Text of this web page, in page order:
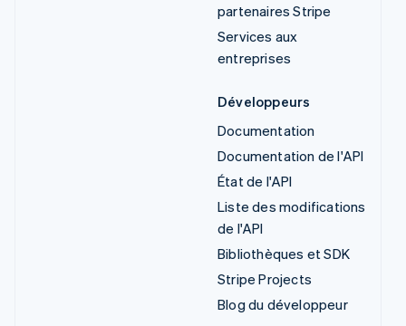
partenaires Stripe
Services aux
entreprises
Développeurs
Documentation
Documentation de l'API
État de l'API
Liste des modifications
de l'API
Bibliothèques et SDK
Stripe Projects
Blog du développeur